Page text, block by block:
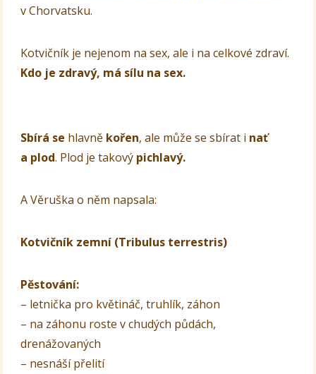
v Chorvatsku.
Kotvičník je nejenom na sex, ale i na celkové zdraví.
Kdo je zdravý, má sílu na sex.
Sbírá se hlavně kořen, ale může se sbírat i nať
a plod. Plod je takový pichlavý.
A Věruška o něm napsala:
Kotvičník zemní (Tribulus terrestris)
Pěstování:
– letnička pro květináč, truhlík, záhon
– na záhonu roste v chudých půdách,
drenážovaných
– nesnáší přelití